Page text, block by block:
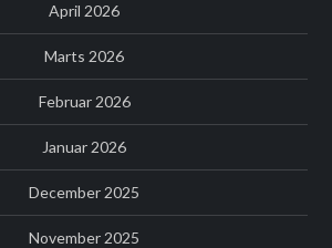
April 2026
Marts 2026
Februar 2026
Januar 2026
December 2025
November 2025